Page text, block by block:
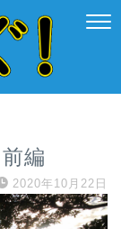
編
2020年10月22日